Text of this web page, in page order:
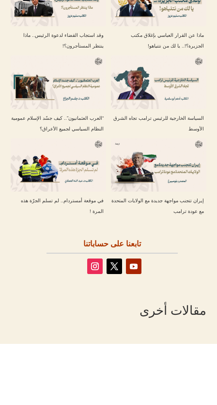
ماذا عن القرار العباسي بإغلاق مكتب
الجزيرة؟!.. يا لك من نتنياهو!
وقد استجاب القضاء لدعوة الرئيس.. ماذا
ينتظر المستأجرون؟!
السياسة الخارجية للرئيس ترامب تجاه الشرق
الأوسط
“العرب العثمانيون”.. كيف جسّد الإسلام عمومية
النظام السياسي لجميع الأعراق؟
إيران تتجنب مواجهة جديدة مع الولايات المتحدة
مع عودة ترامب
في موقعة أمستردام.. لم تسلم الجرّة هذه
المرة !
تابعنا على حساباتنا
مقالات أخرى